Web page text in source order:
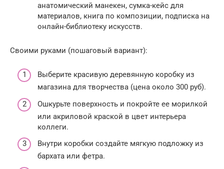
анатомический манекен, сумка-кейс для
материалов, книга по композиции, подписка на
онлайн-библиотеку искусств.
Своими руками (пошаговый вариант):
Выберите красивую деревянную коробку из
магазина для творчества (цена около 300 руб).
Ошкурьте поверхность и покройте ее морилкой
или акриловой краской в цвет интерьера
коллеги.
Внутри коробки создайте мягкую подложку из
бархата или фетра.